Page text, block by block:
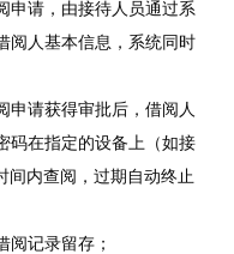
申请，由接待人员通过系
阅人基本信息，系统同时
申请获得审批后，借阅人
码在指定的设备上（如接
间内查阅，过期自动终止
阅记录留存；